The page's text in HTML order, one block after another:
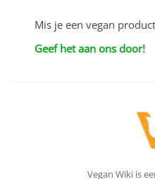
Mis je een vegan
Geef het aan ons door!
Vegan Wiki is